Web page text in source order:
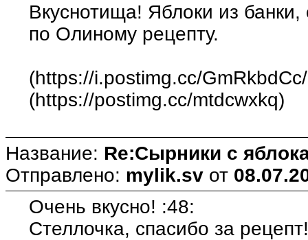
Вкуснотища! Яблоки из
по Олиному рецепту.
(https://i.postimg.cc/
(https://postimg.cc/mtdcwxkq)
Название: Re:Сырники с
Отправлено: mylik.sv от
Очень вкусно! :48:
Стеллочка, спасибо за